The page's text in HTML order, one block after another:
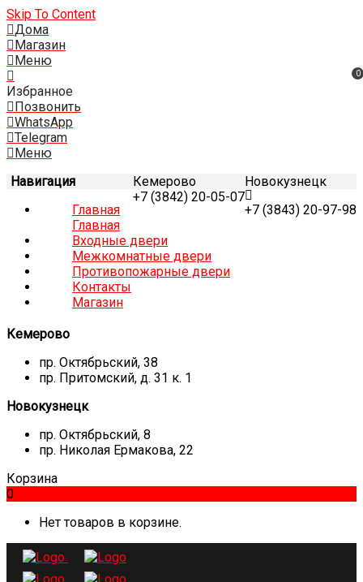
Skip To Content
Дома
Магазин
Меню
0
Избранное
Позвонить
WhatsApp
Telegram
Меню
Новокузнецк
+7 (3843) 20-97-98
Кемерово
+7 (3842) 20-05-07
Навигация
Главная
Главная
Входные двери
Межкомнатные двери
Противопожарные двери
Контакты
Магазин
Кемерово
пр. Октябрьский, 38
пр. Притомский, д. 31 к. 1
Новокузнецк
пр. Октябрьский, 8
пр. Николая Ермакова, 22
Корзина
0
Нет товаров в корзине.